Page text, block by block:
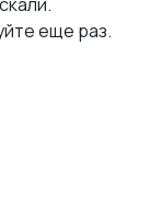
еще раз.